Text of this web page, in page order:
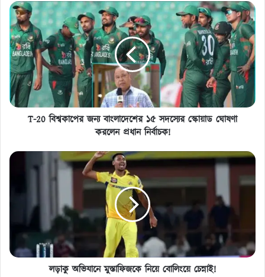
T-
20
বিশ্বকাপের
জন্য
বাংলাদেশের
১৫
সদস্যের
স্কোয়াড
ঘোষণা
করলেনT-20 বিশ্বকাপের জন্য বাংলাদেশের ১৫ সদস্যের স্কোয়াড ঘোষণা
করলেন প্রধান নির্বাচক!
লড়াকু
অভিযানে
নিয়ে
বোলিংয়ে
লড়াকু অভিযানে মুস্তাফিজকে নিয়ে বোলিংয়ে চেন্নাই!